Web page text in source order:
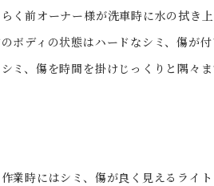
く前オーナー様が洗車時に水の拭き
ボディの状態はハードなシミ、傷が
ミ、傷を時間を掛けじっくりと隅々
業時にはシミ、傷が良く見えるライ